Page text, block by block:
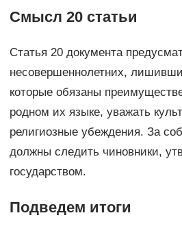
Смысл 20 статьи
Статья 20 документа
несовершеннолетних,
которые обязаны
родном их языке, уважать
религиозные убеждения. За
должны следить чиновники,
государством.
Подведем итоги